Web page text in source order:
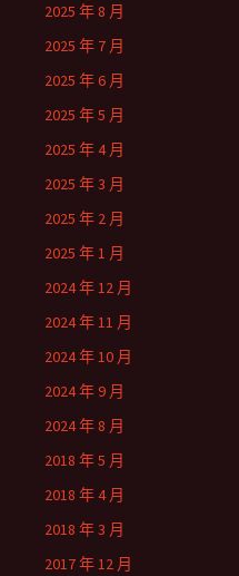
2025 年 8 月
2025 年 7 月
2025 年 6 月
2025 年 5 月
2025 年 4 月
2025 年 3 月
2025 年 2 月
2025 年 1 月
2024 年 12 月
2024 年 11 月
2024 年 10 月
2024 年 9 月
2024 年 8 月
2018 年 5 月
2018 年 4 月
2018 年 3 月
2017 年 12 月